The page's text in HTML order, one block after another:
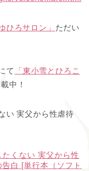
ひろサロン」 ただい
て
「東小雪とひろこ
中！
い 実父から性虐待
くない 実父から性
白 [単行本（ソフト